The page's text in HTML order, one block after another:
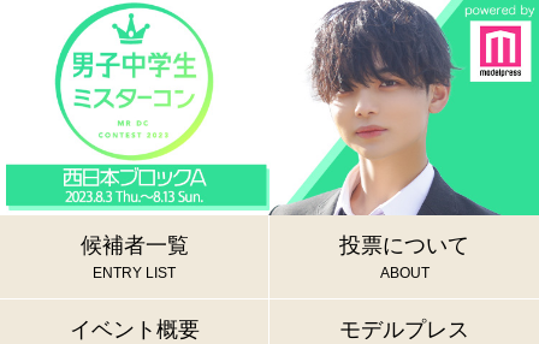
候補者一覧
ENTRY LIST
投票について
ABOUT
イベント概要 モデルプレス